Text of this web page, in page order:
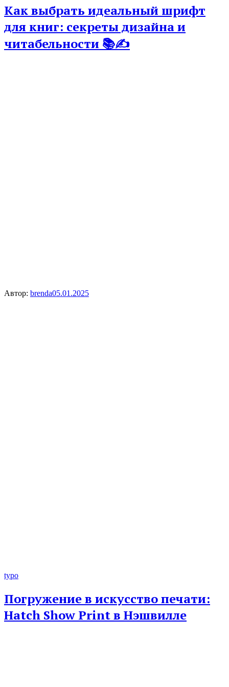
Как выбрать идеальный шрифт
для книг: секреты дизайна и
читабельности 📚✍️
Автор: brenda05.01.2025
typo
Погружение в искусство печати:
Hatch Show Print в Нэшвилле